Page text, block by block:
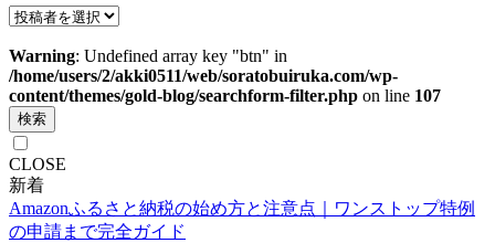
Warning: Undefined array key "btn" in
/home/users/2/akki0511/web/soratobuiruka.com/wp-
content/themes/gold-blog/searchform-filter.php on line 107
検索
CLOSE
新着
Amazonふるさと納税の始め方と注意点｜ワンストップ特例
の申請まで完全ガイド